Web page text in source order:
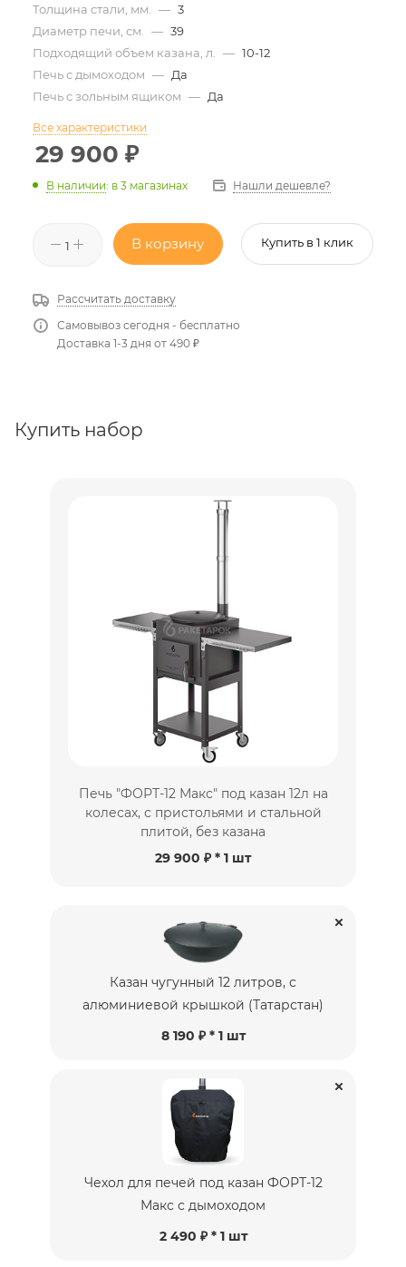
Толщина стали, мм.
— 3
Диаметр печи, см.
— 39
Подходящий объем казана, л.
— 10-12
Печь с дымоходом — Да
Печь с зольным ящиком — Да
Все характеристики
29 900 ₽
В наличии: в 3 магазинах Нашли дешевле?
В корзину Купить в 1 клик
Рассчитать доставку
Самовывоз сегодня - бесплатно
Доставка 1-3 дня от 490 ₽
Купить набор
Печь "ФОРТ-12 Макс" под казан 12л на
колесах, с пристольями и стальной
плитой, без казана
29 900 ₽ * 1 шт
Казан чугунный 12 литров, с
алюминиевой крышкой (Татарстан)
8 190 ₽ * 1 шт
Чехол для печей под казан ФОРТ-12
Макс с дымоходом
2 490 ₽ * 1 шт